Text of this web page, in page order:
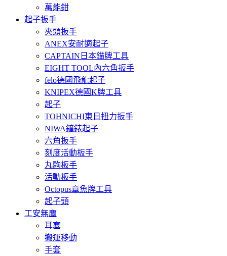
萬能鉗
起子扳手
夾頭扳手
ANEX安耐適起子
CAPTAIN日本錨牌工具
EIGHT TOOL內六角扳手
felo德國飛龍起子
KNIPEX德國K牌工具
起子
TOHNICHI東日扭力扳手
NIWA鐘錶起子
六角扳手
刻度活動板手
丸駒板手
活動板手
Octopus章魚牌工具
起子頭
工安無塵
耳塞
搬運移動
手套